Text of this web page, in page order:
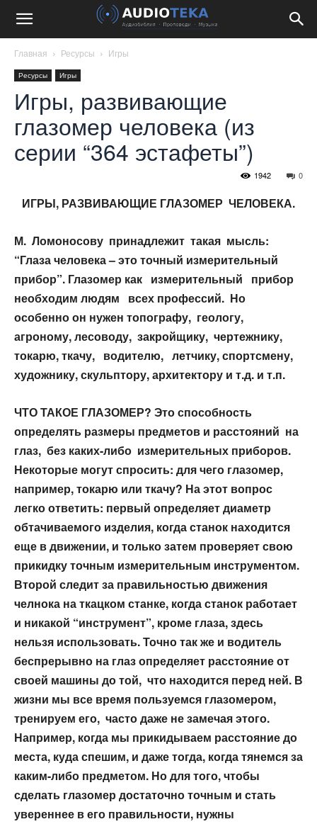
Главная Ресурсы Игры
Ресурсы Игры
Игры, развивающие
глазомер человека (из
серии “364 эстафеты”)
0
1942
ИГРЫ, РАЗВИВАЮЩИЕ ГЛАЗОМЕР ЧЕЛОВЕКА.
М. Ломоносову принадлежит такая мысль:
“Глаза человека – это точный измерительный
прибор”. Глазомер как измерительный прибор
необходим людям всех профессий. Но
особенно он нужен топографу, геологу,
агроному,лесоводу, закройщику, чертежнику,
токарю, ткачу, водителю, летчику,спортсмену,
художнику, скульптору, архитектору и т.д. и т.п.
ЧТО ТАКОЕ ГЛАЗОМЕР? Это способность
определять размеры предметов и расстояний на
глаз, без каких-либо измерительных приборов.
Некоторые могут спросить: для чего глазомер,
например, токарю или ткачу? Наэтот вопрос
легко ответить: первый определяет диаметр
обтачиваемого изделия, когда станок находится
еще в движении, и только затем проверяетсвою
прикидку точным измерительным инструментом.
Второй следит за правильностью движения
челнока на ткацком станке, когда станок работает
и никакой “инструмент”, кроме глаза, здесь
нельзя использовать.Точно так же и водитель
беспрерывно на глаз определяет расстояние от
своей машины до той, что находится перед ней. В
жизни мы все время пользуемся глазомером,
тренируем его, часто даже незамечая этого.
Например, когда мы прикидываем расстояние до
места, кудаспешим, и даже тогда, когда тянемся за
каким-либо предметом. Но для того,чтобы
сделать глазомер достаточно точным и стать
увереннее в его правильности, нужны